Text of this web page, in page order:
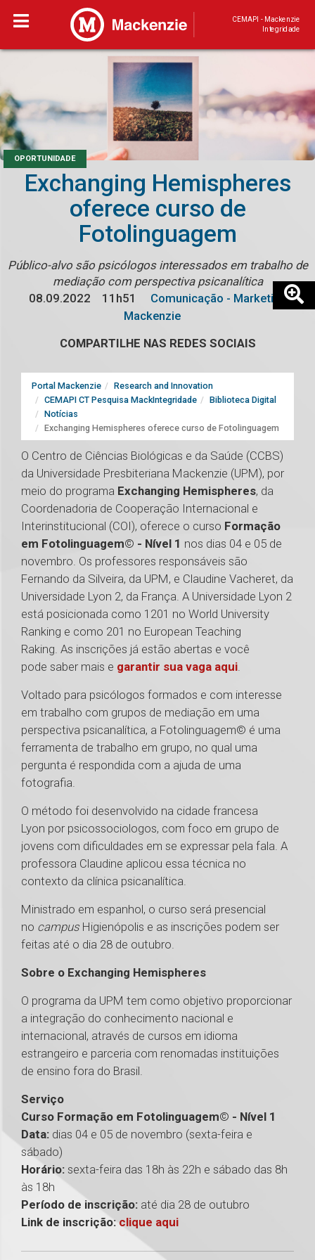
CEMAPI - Mackenzie
Integridade
OPORTUNIDADE
Exchanging Hemispheres
oferece curso de
Fotolinguagem
Público-alvo são psicólogos interessados em trabalho de
mediação com perspectiva psicanalítica
08.09.2022
11h51
Comunicação - Marketing
Mackenzie
COMPARTILHE NAS REDES SOCIAIS
Portal Mackenzie
Research and Innovation
CEMAPI CT Pesquisa MackIntegridade
Biblioteca Digital
Notícias
Exchanging Hemispheres oferece curso de Fotolinguagem
O Centro de Ciências Biológicas e da Saúde (CCBS)
da Universidade Presbiteriana Mackenzie (UPM), por
meio do programa Exchanging Hemispheres, da
Coordenadoria de Cooperação Internacional e
Interinstitucional (COI), oferece o curso Formação
em Fotolinguagem© - Nível 1 nos dias 04 e 05 de
novembro. Os professores responsáveis são
Fernando da Silveira, da UPM, e Claudine Vacheret, da
Universidade Lyon 2, da França. A Universidade Lyon 2
está posicionada como 1201 no World University
Ranking e como 201 no European Teaching
Raking. As inscrições já estão abertas e você
pode saber mais e garantir sua vaga aqui.
Voltado para psicólogos formados e com interesse
em trabalho com grupos de mediação em uma
perspectiva psicanalítica, a Fotolinguagem© é uma
ferramenta de trabalho em grupo, no qual uma
pergunta é respondida com a ajuda de uma
fotografia.
O método foi desenvolvido na cidade francesa
Lyon por psicossociologos, com foco em grupo de
jovens com dificuldades em se expressar pela fala. A
professora Claudine aplicou essa técnica no
contexto da clínica psicanalítica.
Ministrado em espanhol, o curso será presencial
no campus Higienópolis e as inscrições podem ser
feitas até o dia 28 de outubro.
Sobre o Exchanging Hemispheres
O programa da UPM tem como objetivo proporcionar
a integração do conhecimento nacional e
internacional, através de cursos em idioma
estrangeiro e parceria com renomadas instituições
de ensino fora do Brasil.
Serviço
Curso Formação em Fotolinguagem© - Nível 1
Data: dias 04 e 05 de novembro (sexta-feira e
sábado)
Horário: sexta-feira das 18h às 22h e sábado das 8h
às 18h
Período de inscrição: até dia 28 de outubro
Link de inscrição: clique aqui
1